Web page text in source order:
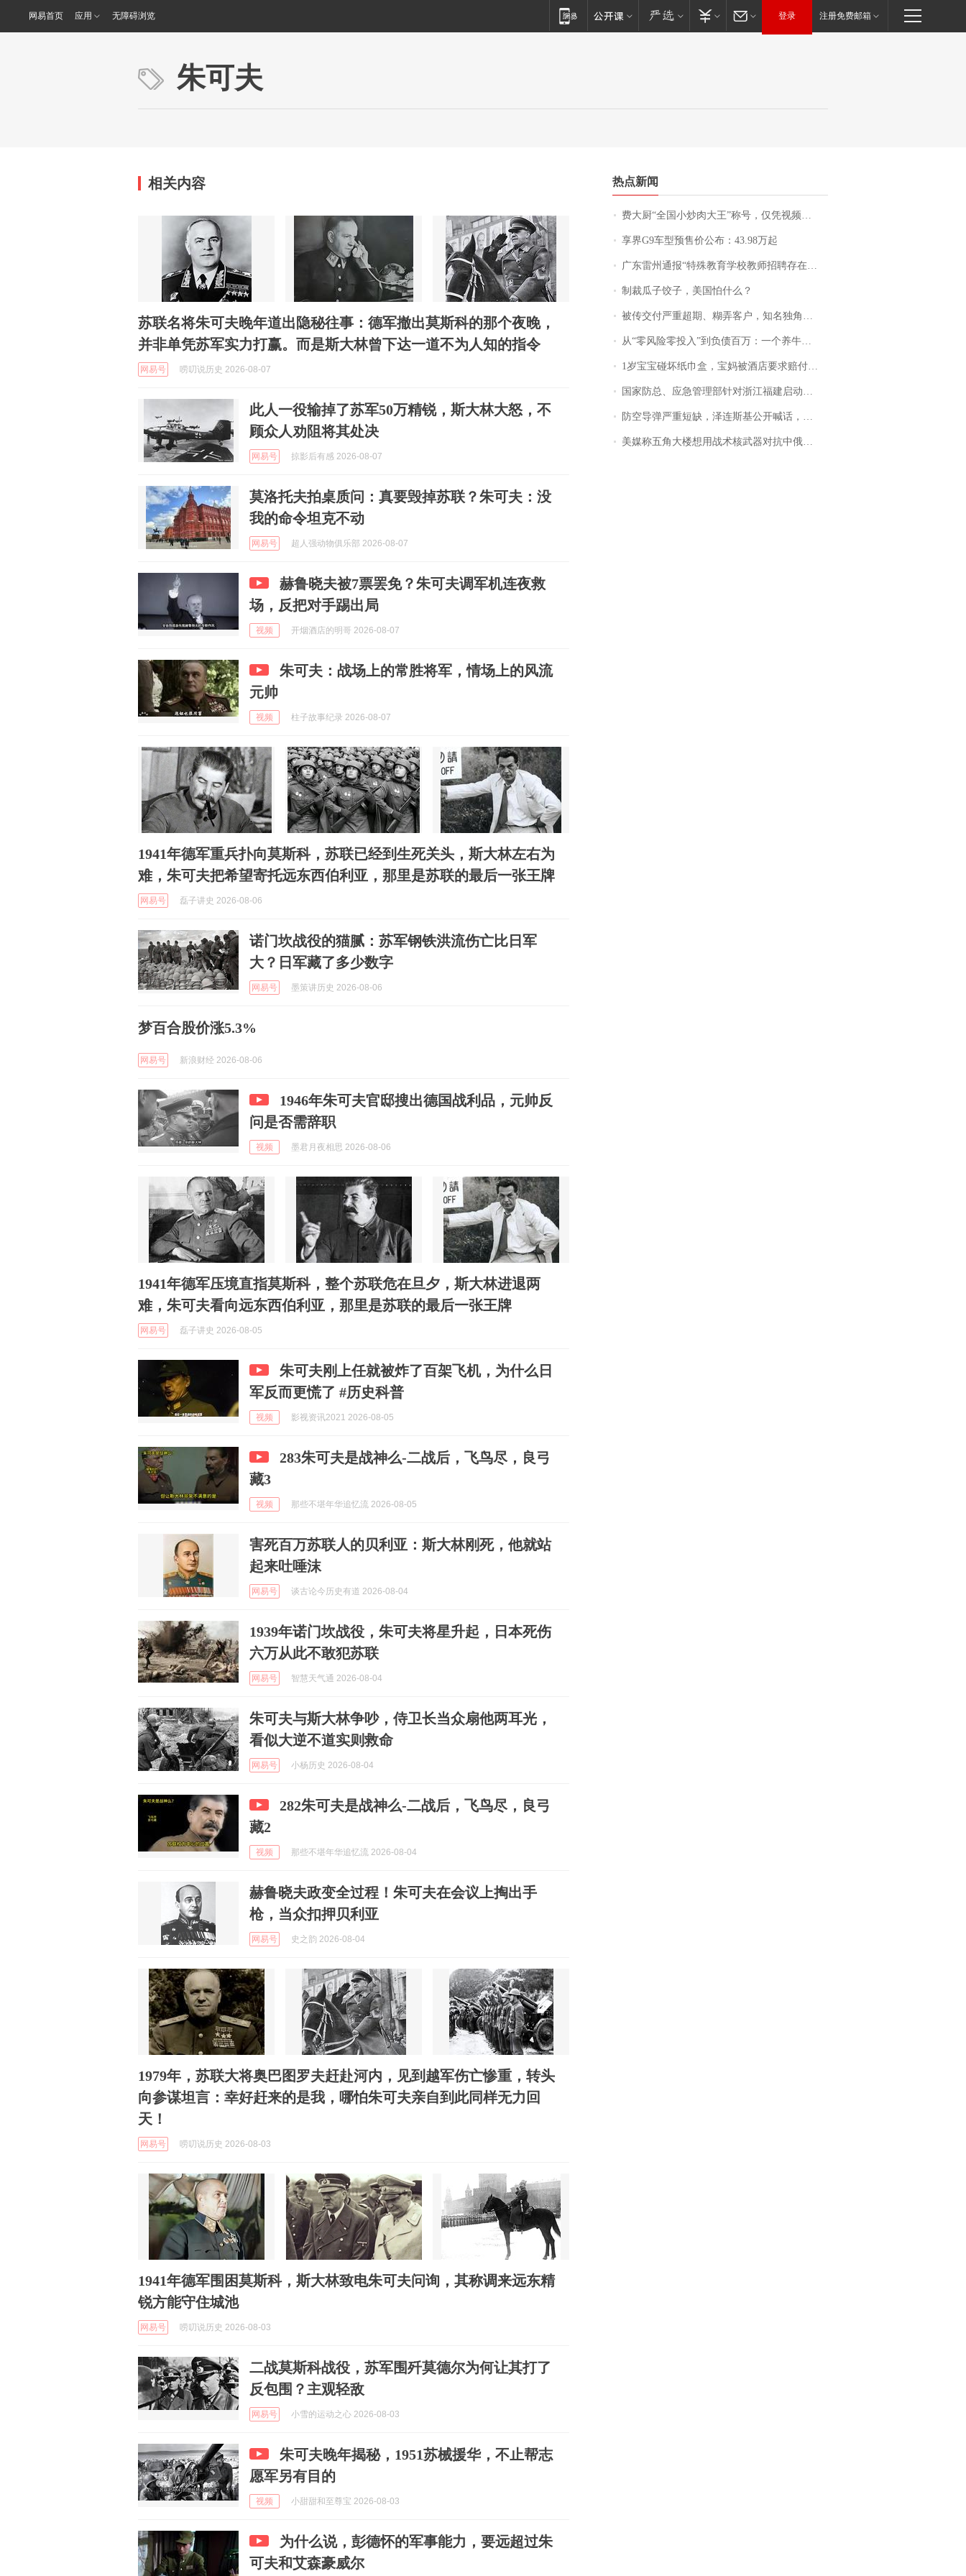
网易首页 应用 无障碍浏览 登录 注册免费邮箱
朱可夫
相关内容
苏联名将朱可夫晚年道出隐秘往事：德军撤出莫斯科的那个夜晚，
并非单凭苏军实力打赢。而是斯大林曾下达一道不为人知的指令
网易号 唠叨说历史 2026-08-07
此人一役输掉了苏军50万精锐，斯大林大怒，不
顾众人劝阻将其处决
网易号 掠影后有感 2026-08-07
莫洛托夫拍桌质问：真要毁掉苏联？朱可夫：没
我的命令坦克不动
网易号 超人强动物俱乐部 2026-08-07
赫鲁晓夫被7票罢免？朱可夫调军机连夜救
场，反把对手踢出局
视频 开烟酒店的明哥 2026-08-07
朱可夫：战场上的常胜将军，情场上的风流
元帅
视频 柱子故事纪录 2026-08-07
1941年德军重兵扑向莫斯科，苏联已经到生死关头，斯大林左右为
难，朱可夫把希望寄托远东西伯利亚，那里是苏联的最后一张王牌
网易号 磊子讲史 2026-08-06
诺门坎战役的猫腻：苏军钢铁洪流伤亡比日军
大？日军藏了多少数字
网易号 墨策讲历史 2026-08-06
梦百合股价涨5.3%
网易号 新浪财经 2026-08-06
1946年朱可夫官邸搜出德国战利品，元帅反
问是否需辞职
视频 墨君月夜相思 2026-08-06
1941年德军压境直指莫斯科，整个苏联危在旦夕，斯大林进退两
难，朱可夫看向远东西伯利亚，那里是苏联的最后一张王牌
网易号 磊子讲史 2026-08-05
朱可夫刚上任就被炸了百架飞机，为什么日
军反而更慌了 #历史科普
视频 影视资讯2021 2026-08-05
283朱可夫是战神么-二战后，飞鸟尽，良弓
藏3
视频 那些不堪年华追忆流 2026-08-05
害死百万苏联人的贝利亚：斯大林刚死，他就站
起来吐唾沫
网易号 谈古论今历史有道 2026-08-04
1939年诺门坎战役，朱可夫将星升起，日本死伤
六万从此不敢犯苏联
网易号 智慧天气通 2026-08-04
朱可夫与斯大林争吵，侍卫长当众扇他两耳光，
看似大逆不道实则救命
网易号 小杨历史 2026-08-04
282朱可夫是战神么-二战后，飞鸟尽，良弓
藏2
视频 那些不堪年华追忆流 2026-08-04
赫鲁晓夫政变全过程！朱可夫在会议上掏出手
枪，当众扣押贝利亚
网易号 史之韵 2026-08-04
1979年，苏联大将奥巴图罗夫赶赴河内，见到越军伤亡惨重，转头
向参谋坦言：幸好赶来的是我，哪怕朱可夫亲自到此同样无力回
天！
网易号 唠叨说历史 2026-08-03
1941年德军围困莫斯科，斯大林致电朱可夫问询，其称调来远东精
锐方能守住城池
网易号 唠叨说历史 2026-08-03
二战莫斯科战役，苏军围歼莫德尔为何让其打了
反包围？主观轻敌
网易号 小雪的运动之心 2026-08-03
朱可夫晚年揭秘，1951苏械援华，不止帮志
愿军另有目的
视频 小甜甜和至尊宝 2026-08-03
为什么说，彭德怀的军事能力，要远超过朱
可夫和艾森豪威尔
热点新闻
费大厨“全国小炒肉大王”称号，仅凭视频评出？中国烹饪协会回应
享界G9车型预售价公布：43.98万起
广东雷州通报“特殊教育学校教师招聘存在违规行为”：已启动问责程序 副校长被停职
制裁瓜子饺子，美国怕什么？
被传交付严重超期、糊弄客户，知名独角兽车企创始人回应：都没证据，将依法采取措施，“本人长期与美国交管局保持沟通，对方表示肯定”
从“零风险零投入”到负债百万：一个养牛项目崩盘后，谁该为农户的贷款买单丨红星调查
1岁宝宝碰坏纸巾盒，宝妈被酒店要求赔付924元！三亚一酒店回复：骨瓷定制！网友一查价格，吵翻了
国家防总、应急管理部针对浙江福建启动防汛防台风四级应急响应
防空导弹严重短缺，泽连斯基公开喊话，乌克兰失去导弹拦截能力？
美媒称五角大楼想用战术核武器对抗中俄，专家：赤裸裸的“核讹诈”